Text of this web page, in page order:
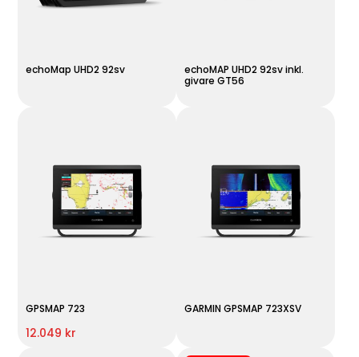
echoMap UHD2 92sv
echoMAP UHD2 92sv inkl.
givare GT56
GPSMAP 723
12.049 kr
GARMIN GPSMAP 723XSV